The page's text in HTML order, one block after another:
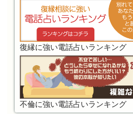
復縁に強い電話占いランキング
不倫に強い電話占いランキング